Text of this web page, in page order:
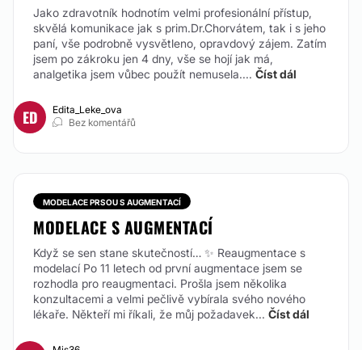
Od: 12.000 Kč
KONTAKTOVAT
FRAKČNÍ LASER
KONTAKTOVAT
LASEROVÁ EPILACE
1. sezení ze 6 ti
Jako zdravotník hodnotím velmi profesionální přístup,
skvělá komunikace jak s prim.Dr.Chorvátem, tak i s jeho
paní, vše podrobně vysvětleno, opravdový zájem. Zatím
jsem po zákroku jen 4 dny, vše se hojí jak má,
analgetika jsem vůbec použít nemusela.... Číst dál
ED
Edita_Leke_ova
Bez komentářů
MODELACE PRSOU S AUGMENTACÍ
MODELACE S AUGMENTACÍ
Když se sen stane skutečností… ✨ Reaugmentace s
modelací Po 11 letech od první augmentace jsem se
rozhodla pro reaugmentaci. Prošla jsem několika
konzultacemi a velmi pečlivě vybírala svého nového
lékaře. Někteří mi říkali, že můj požadavek... Číst dál